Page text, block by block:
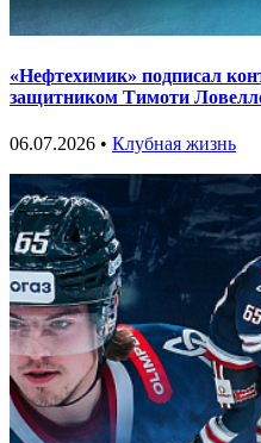
«Нефтехимик» подписал
защитником Тимоти
06.07.2026 • Клубная жизнь